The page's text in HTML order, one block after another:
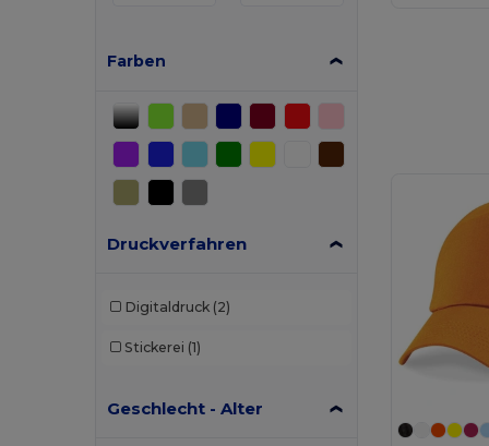
Farben
Druckverfahren
Digitaldruck (2)
Stickerei (1)
Geschlecht - Alter